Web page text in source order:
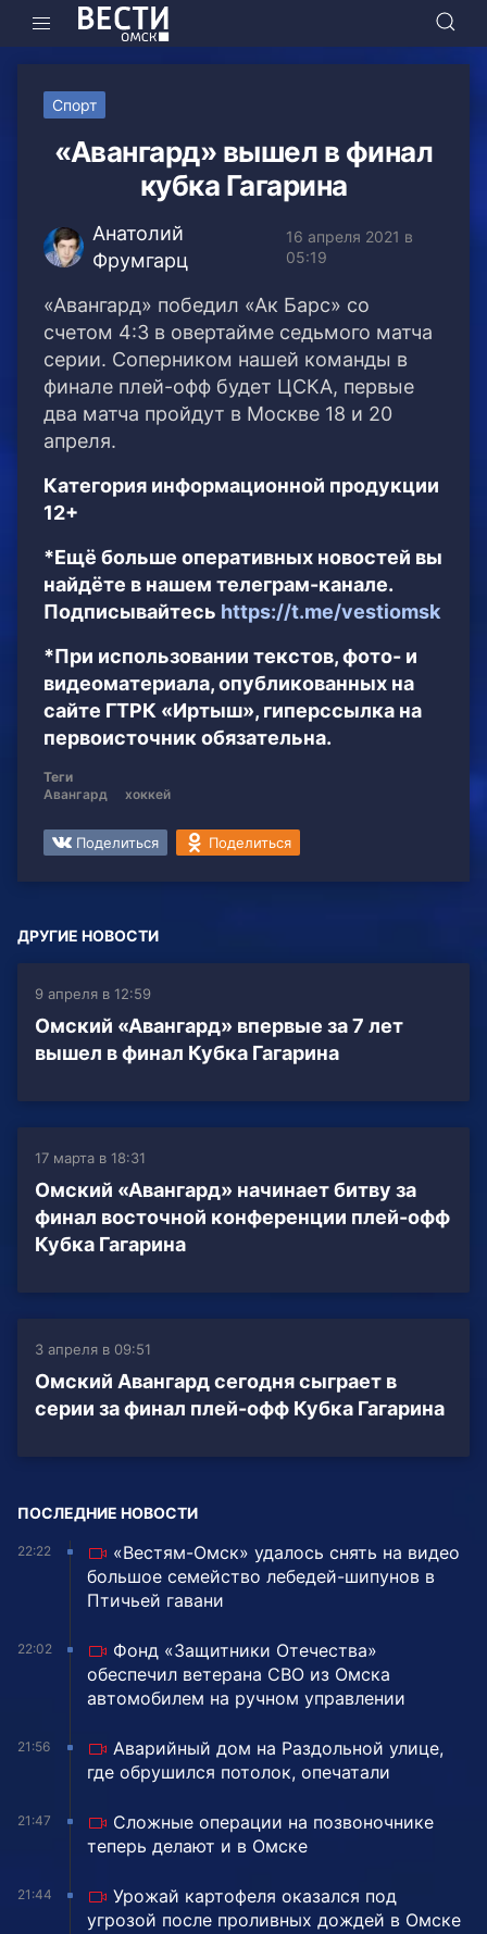
Спорт
«Авангард» вышел в финал
кубка Гагарина
Анатолий
Фрумгарц
16 апреля 2021 в
05:19
«Авангард» победил «Ак Барс» со
счетом 4:3 в овертайме седьмого матча
серии. Соперником нашей команды в
финале плей-офф будет ЦСКА, первые
два матча пройдут в Москве 18 и 20
апреля.
Категория информационной продукции
12+
*Ещё больше оперативных новостей вы
найдёте в нашем телеграм-канале.
Подписывайтесь https://t.me/vestiomsk
*При использовании текстов, фото- и
видеоматериала, опубликованных на
сайте ГТРК «Иртыш», гиперссылка на
первоисточник обязательна.
Теги
Авангард
хоккей
Поделиться Поделиться
ДРУГИЕ НОВОСТИ
9 апреля в 12:59
Омский «Авангард» впервые за 7 лет
вышел в финал Кубка Гагарина
17 марта в 18:31
Омский «Авангард» начинает битву за
финал восточной конференции плей-офф
Кубка Гагарина
3 апреля в 09:51
Омский Авангард сегодня сыграет в
серии за финал плей-офф Кубка Гагарина
ПОСЛЕДНИЕ НОВОСТИ
22:22
«Вестям-Омск» удалось снять на видео
большое семейство лебедей-шипунов в
Птичьей гавани
22:02
Фонд «Защитники Отечества»
обеспечил ветерана СВО из Омска
автомобилем на ручном управлении
21:56
Аварийный дом на Раздольной улице,
где обрушился потолок, опечатали
21:47
Сложные операции на позвоночнике
теперь делают и в Омске
21:44
Урожай картофеля оказался под
угрозой после проливных дождей в Омске